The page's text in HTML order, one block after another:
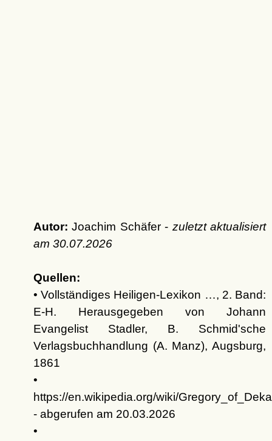
Autor: Joachim Schäfer - zuletzt aktualisiert
am 30.07.2026
Quellen:
• Vollständiges Heiligen-Lexikon …, 2. Band:
E-H. Herausgegeben von Johann
Evangelist Stadler, B. Schmid'sche
Verlagsbuchhandlung (A. Manz), Augsburg,
1861
•
https://en.wikipedia.org/wiki/
- abgerufen am 20.03.2026
•